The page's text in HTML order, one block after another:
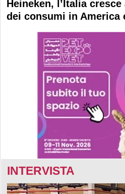
Heineken, l’Italia
dei consumi in America
INTERVISTA